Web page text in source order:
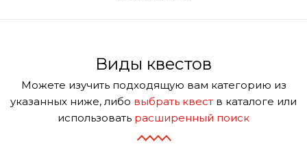
Виды квестов
Можете изучить подходящую вам категорию из
указанных ниже, либо выбрать квест в каталоге или
использовать расширенный поиск